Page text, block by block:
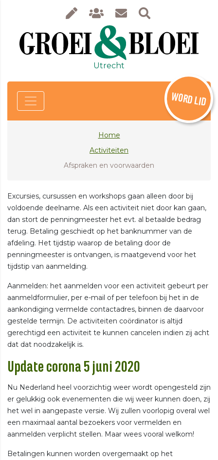
Utrecht
WORD LID
Home
Activiteiten
Afspraken en voorwaarden
Excursies, cursussen en workshops gaan alleen door bij
voldoende deelname. Als een activiteit niet door kan gaan,
dan stort de penningmeester het evt. al betaalde bedrag
terug. Betaling geschiedt op het banknummer van de
afdeling. Het tijdstip waarop de betaling door de
penningmeester is ontvangen, is maatgevend voor het
tijdstip van aanmelding.
Aanmelden: het aanmelden voor een activiteit gebeurt per
aanmeldformulier, per e-mail of per telefoon bij het in de
aankondiging vermelde contactadres, binnen de daarvoor
gestelde termijn. De activiteiten coördinator is altijd
gerechtigd een activiteit te kunnen cancelen indien zij acht
dat dat noodzakelijk is.
Update corona 5 juni 2020
Nu Nederland heel voorzichtig weer wordt opengesteld zijn
er gelukkig ook evenementen die wij weer kunnen doen, zij
het wel in aangepaste versie. Wij zullen voorlopig overal wel
een maximaal aantal bezoekers voor vermelden en
aanmelden verplicht stellen. Maar wees vooral welkom!
Betalingen kunnen worden overgemaakt op het